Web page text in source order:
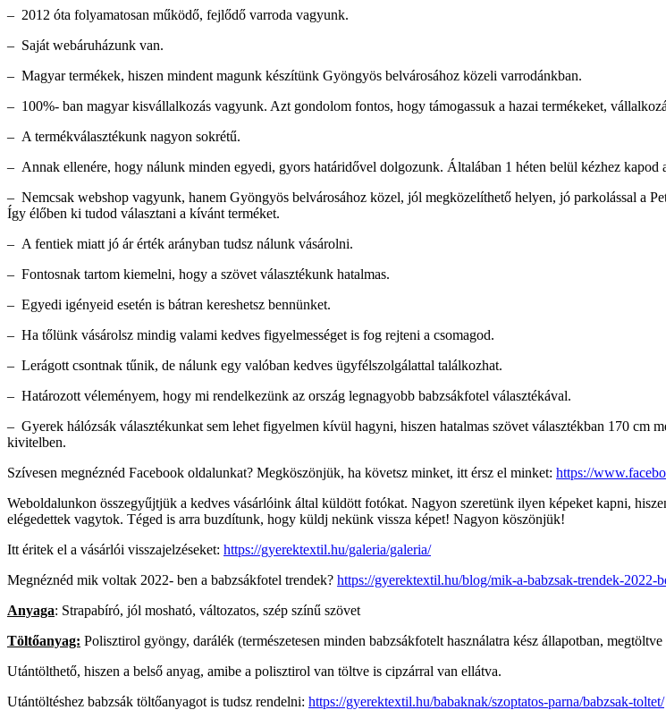
– 2012 óta folyamatosan működő, fejlődő varroda vagyunk.
– Saját webáruházunk van.
– Magyar termékek, hiszen mindent magunk készítünk Gyöngyös belvárosához közeli varrodánkban.
– 100%- ban magyar kisvállalkozás vagyunk. Azt gondolom fontos, hogy támogassuk a hazai termékeket,
– A termékválasztékunk nagyon sokrétű.
– Annak ellenére, hogy nálunk minden egyedi, gyors határidővel dolgozunk. Általában 1 héten belül kézhez kapod
– Nemcsak webshop vagyunk, hanem Gyöngyös belvárosához közel, jól megközelíthető helyen, jó parkolással a
Így élőben ki tudod választani a kívánt terméket.
– A fentiek miatt jó ár érték arányban tudsz nálunk vásárolni.
– Fontosnak tartom kiemelni, hogy a szövet választékunk hatalmas.
– Egyedi igényeid esetén is bátran kereshetsz bennünket.
– Ha tőlünk vásárolsz mindig valami kedves figyelmességet is fog rejteni a csomagod.
– Lerágott csontnak tűnik, de nálunk egy valóban kedves ügyfélszolgálattal találkozhat.
– Határozott véleményem, hogy mi rendelkezünk az ország legnagyobb babzsákfotel választékával.
– Gyerek hálózsák választékunkat sem lehet figyelmen kívül hagyni, hiszen hatalmas szövet választékban 170 cm
kivitelben.
Szívesen megnéznéd Facebook oldalunkat? Megköszönjük, ha követsz minket, itt érsz el minket: https://
Weboldalunkon összegyűjtjük a kedves vásárlóink által küldött fotókat. Nagyon szeretünk ilyen képeket kapni,
elégedettek vagytok. Téged is arra buzdítunk, hogy küldj nekünk vissza képet! Nagyon köszönjük!
Itt éritek el a vásárlói visszajelzéseket: https://gyerektextil.hu/galeria/galeria/
Megnéznéd mik voltak 2022- ben a babzsákfotel trendek? https://gyerektextil.hu/blog/mik-a-babzsak-trendek-2022-
Anyaga: Strapabíró, jól mosható, változatos, szép színű szövet
Töltőanyag: Polisztirol gyöngy, darálék (természetesen minden babzsákfotelt használatra kész állapotban,
Utántölthető, hiszen a belső anyag, amibe a polisztirol van töltve is cipzárral van ellátva.
Utántöltéshez babzsák töltőanyagot is tudsz rendelni: https://gyerektextil.hu/babaknak/szoptatos-parna/babzsak-toltet/